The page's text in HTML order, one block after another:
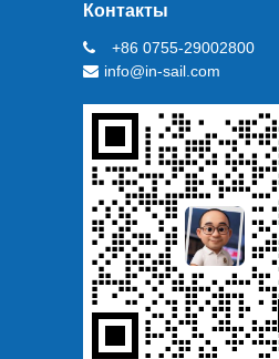
Контакты
+86 0755-29002800
info@in-sail.com